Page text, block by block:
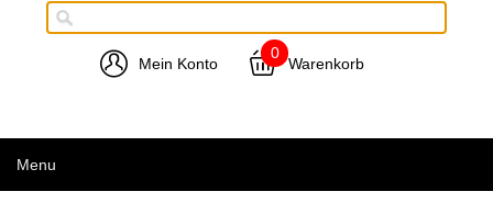
Mein Konto
0
Warenkorb
Menu